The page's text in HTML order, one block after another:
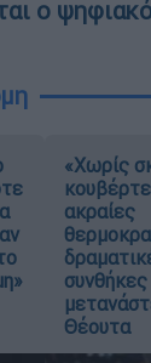
ο
«Χωρίς
ακραίες
συνθήκες
Θέουτα